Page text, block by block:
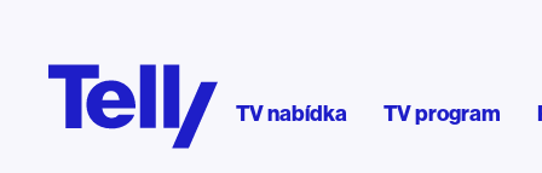
TV nabídka TV program